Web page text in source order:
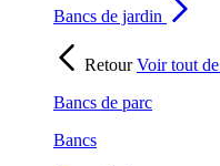
Bancs de jardin
RetourVoir tout de
Bancs de parc
Bancs